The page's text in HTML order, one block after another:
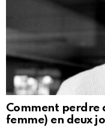
Comment perdre
femme) en deux